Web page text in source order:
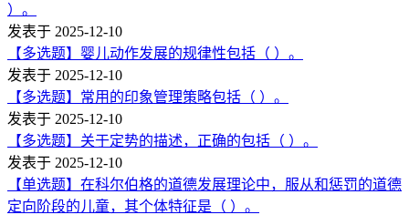
）。
发表于 2025-12-10
【多选题】婴儿动作发展的规律性包括（ ）。
发表于 2025-12-10
【多选题】常用的印象管理策略包括（ ）。
发表于 2025-12-10
【多选题】关于定势的描述，正确的包括（ ）。
发表于 2025-12-10
【单选题】在科尔伯格的道德发展理论中，服从和惩罚的道德
定向阶段的儿童，其个体特征是（ ）。